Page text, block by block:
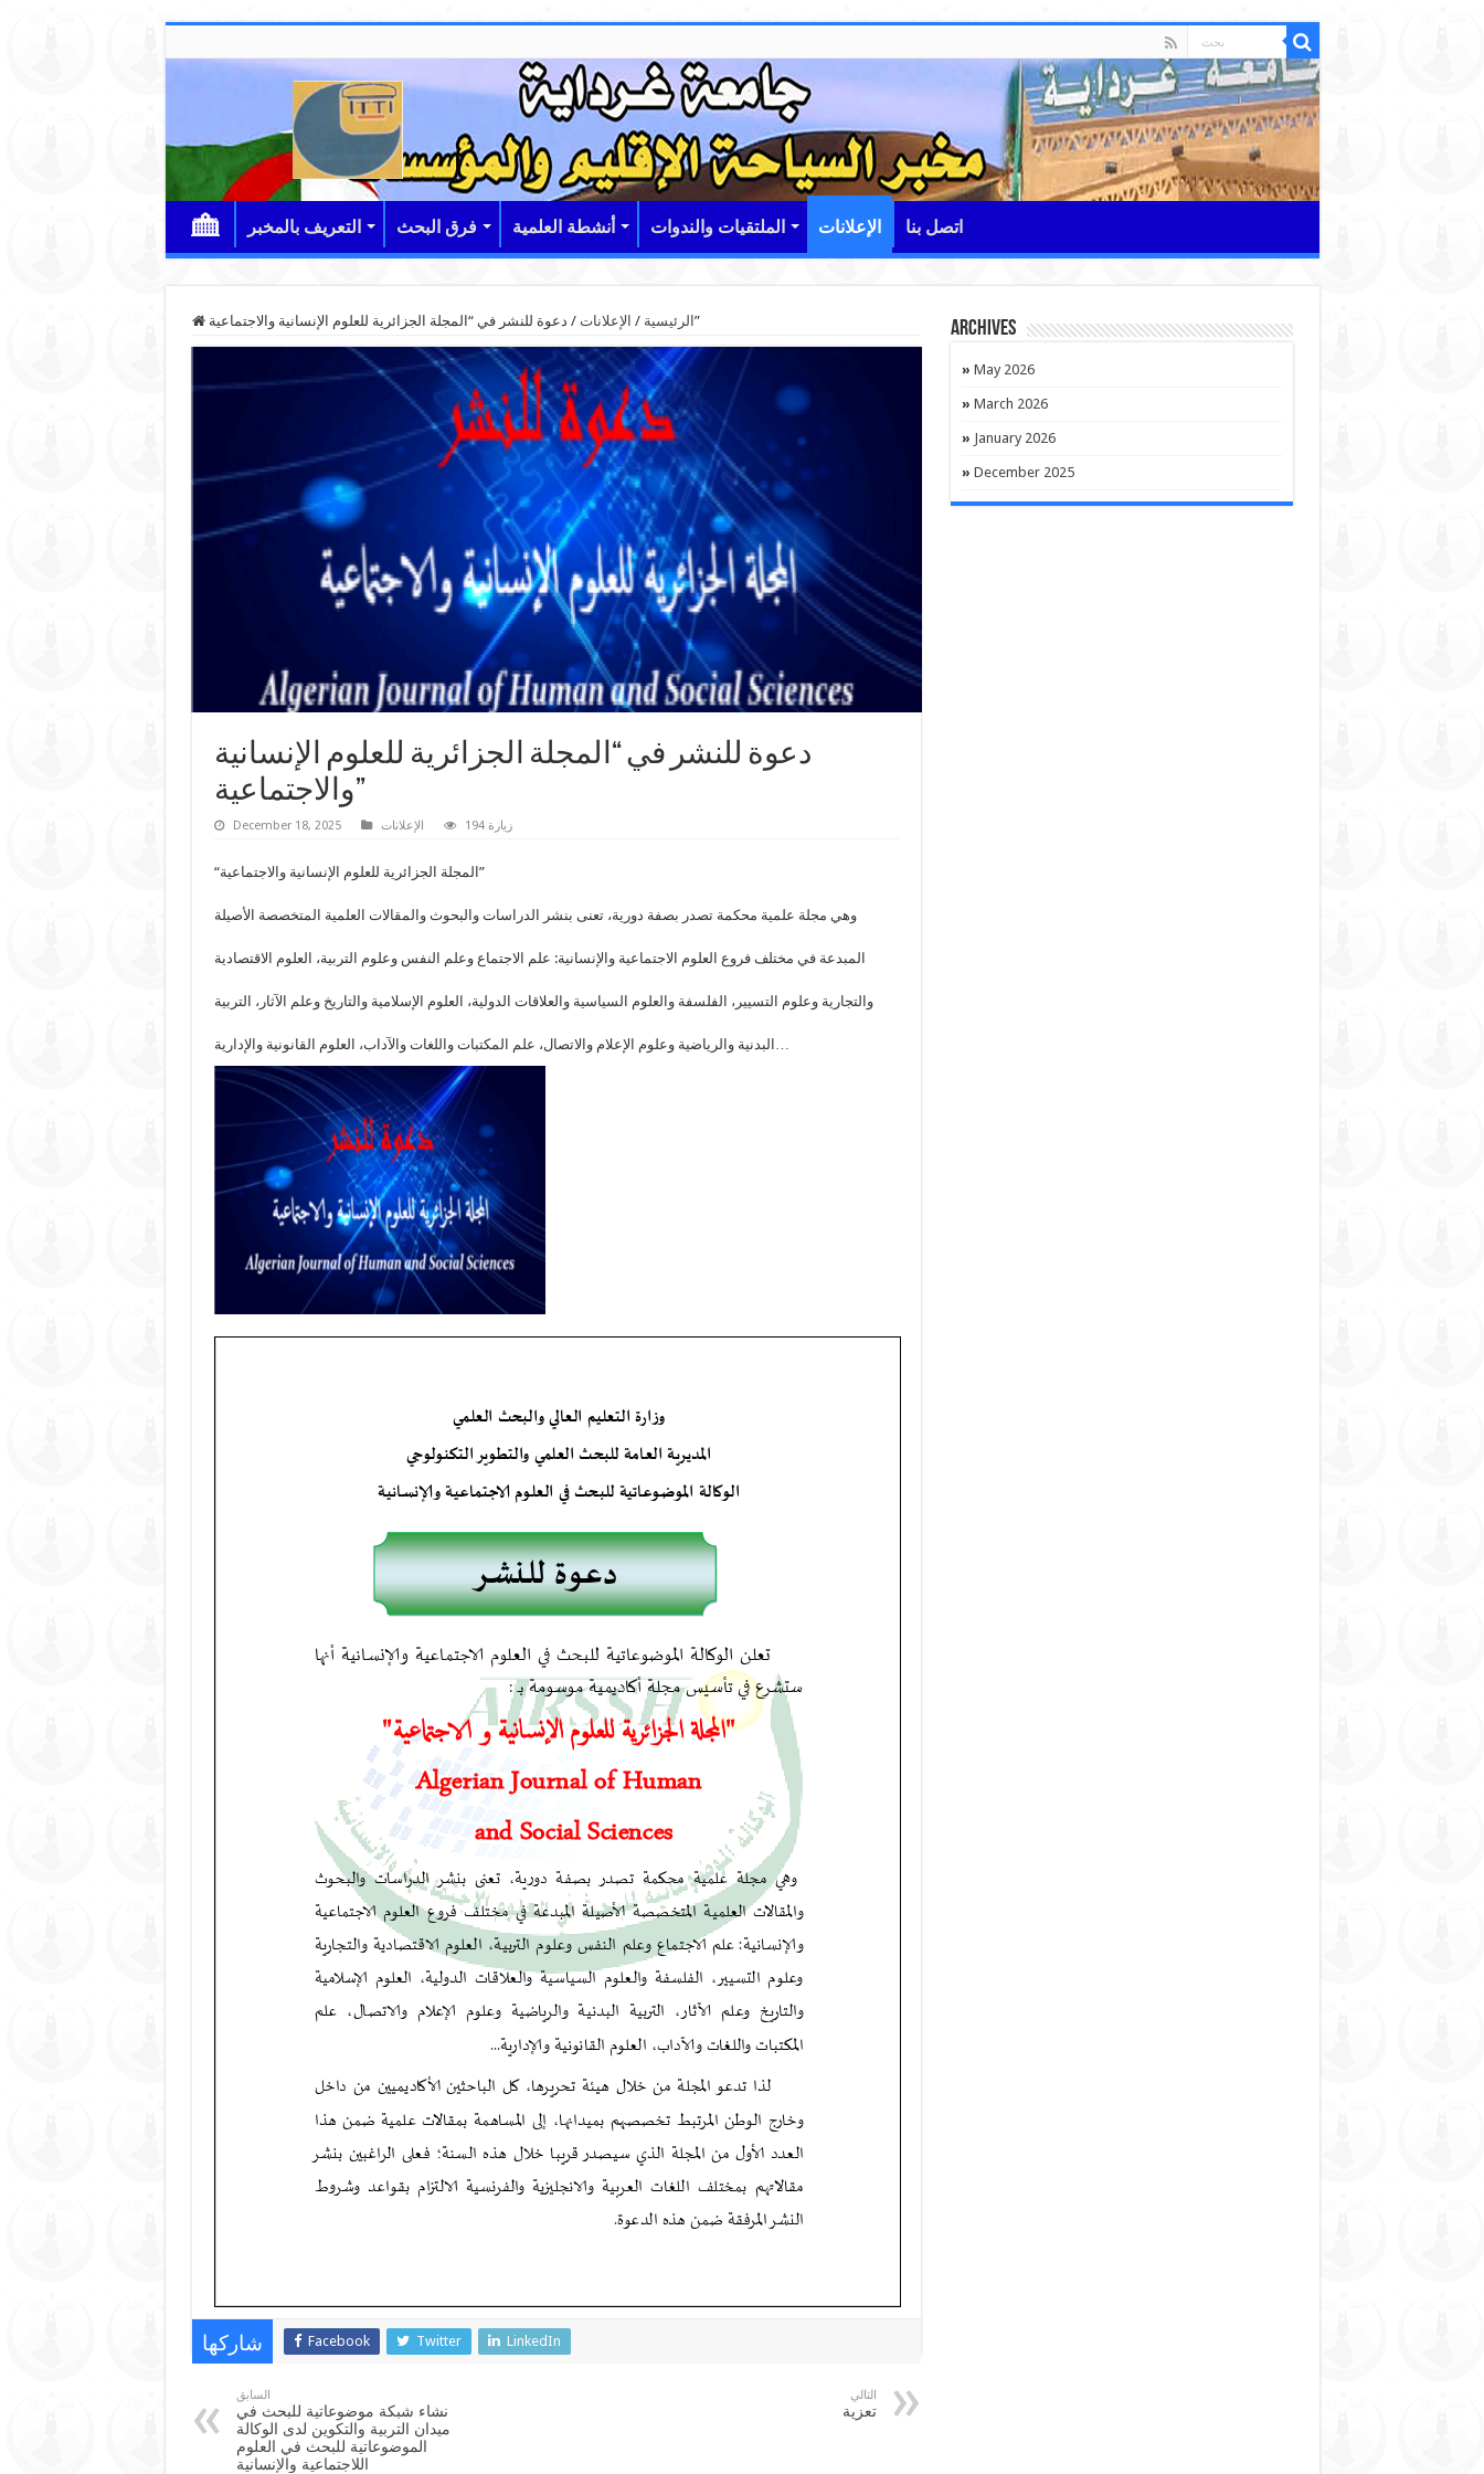
التعريف بالمخبر فرق البحث أنشطة العلمية الملتقيات والندوات الإعلانات اتصل بنا
الرئيسية / الإعلانات / دعوة للنشر في “المجلة الجزائرية للعلوم الإنسانية والاجتماعية”
دعوة للنشر في “المجلة الجزائرية للعلوم الإنسانية
والاجتماعية”
December 18, 2025 الإعلانات 194 زيارة
“المجلة الجزائرية للعلوم الإنسانية والاجتماعية”
وهي مجلة علمية محكمة تصدر بصفة دورية، تعنى بنشر الدراسات والبحوث والمقالات العلمية المتخصصة الأصيلة
المبدعة في مختلف فروع العلوم الاجتماعية والإنسانية: علم الاجتماع وعلم النفس وعلوم التربية، العلوم الاقتصادية
والتجارية وعلوم التسيير، الفلسفة والعلوم السياسية والعلاقات الدولية، العلوم الإسلامية والتاريخ وعلم الآثار، التربية
شاركها Facebook Twitter LinkedIn
السابق
نشاء شبكة موضوعاتية للبحث في
ميدان التربية والتكوين لدى الوكالة
الموضوعاتية للبحث في العلوم
اللاجتماعية والإنسانية
التالي
تعزية
Archives
May 2026
March 2026
January 2026
December 2025